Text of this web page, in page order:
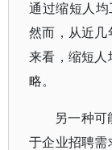
通过缩短人均
然而，从近几
来看，缩短人
略。
另一种可
于企业招聘需